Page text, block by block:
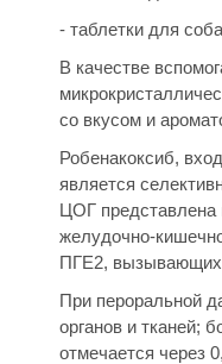
- таблетки для
В качестве
со вкусом и
Робенакоксиб,
является
ЦОГ представлена
желудочно-
ПГЕ2, вызывающих
При пероральной
органов и тканей;
отмечается через